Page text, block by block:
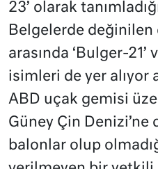
23’ olarak
Belgelerde
arasında ‘Bulger-21’
isimleri de yer alıyor
ABD uçak gemisi
Güney Çin Denizi’ne
balonlar olup